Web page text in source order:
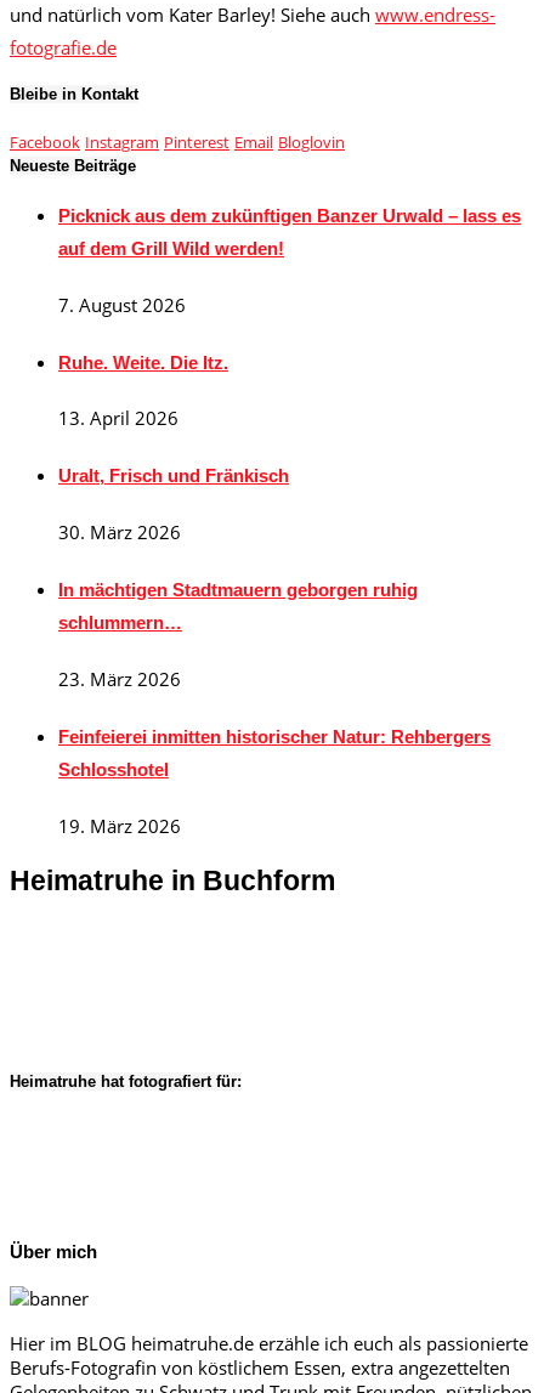
und natürlich vom Kater Barley! Siehe auch www.endress-
fotografie.de
Bleibe in Kontakt
Facebook Instagram Pinterest Email Bloglovin
Neueste Beiträge
Picknick aus dem zukünftigen Banzer Urwald – lass es
auf dem Grill Wild werden!
7. August 2026
Ruhe. Weite. Die Itz.
13. April 2026
Uralt, Frisch und Fränkisch
30. März 2026
In mächtigen Stadtmauern geborgen ruhig
schlummern…
23. März 2026
Feinfeierei inmitten historischer Natur: Rehbergers
Schlosshotel
19. März 2026
Heimatruhe in Buchform
Heimatruhe hat fotografiert für:
Über mich
Hier im BLOG heimatruhe.de erzähle ich euch als passionierte
Berufs-Fotografin von köstlichem Essen, extra angezettelten